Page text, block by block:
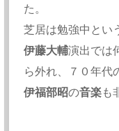
た。
芝居は勉強中とい
伊藤大輔演出では
ら外れ、７０年代
伊福部昭の音楽も